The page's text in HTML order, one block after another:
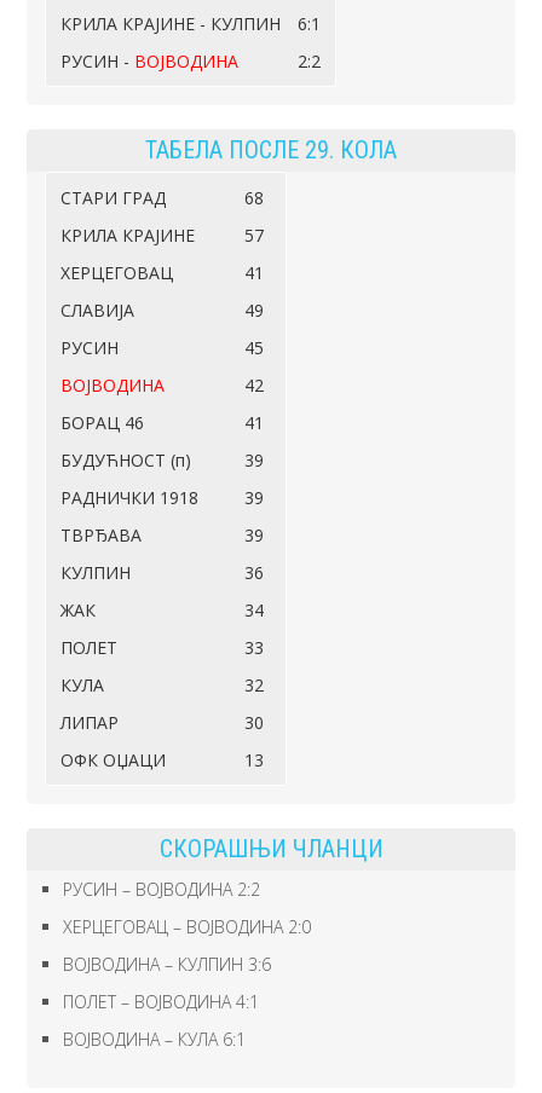
КРИЛА КРАЈИНЕ - КУЛПИН
6:1
РУСИН - ВОЈВОДИНА 2:2
ТАБЕЛА ПОСЛЕ 29. КОЛА
СТАРИ ГРАД
68
КРИЛА КРАЈИНЕ
57
ХЕРЦЕГОВАЦ
41
СЛАВИЈА
49
РУСИН
45
ВОЈВОДИНА
42
БОРАЦ 46
41
БУДУЋНОСТ (п)
39
РАДНИЧКИ 1918
39
ТВРЂАВА
39
КУЛПИН
36
ЖАК
34
ПОЛЕТ
33
КУЛА
32
ЛИПАР
30
ОФК ОЏАЦИ
13
СКОРАШЊИ ЧЛАНЦИ
РУСИН – ВОЈВОДИНА 2:2
ХЕРЦЕГОВАЦ – ВОЈВОДИНА 2:0
ВОЈВОДИНА – КУЛПИН 3:6
ПОЛЕТ – ВОЈВОДИНА 4:1
ВОЈВОДИНА – КУЛА 6:1